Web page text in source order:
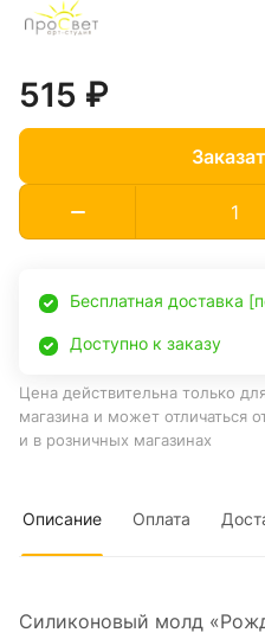
515 ₽
Бесплатная доставка
Доступно к заказу
Цена действительна только
магазина и может отличаться
и в розничных магазинах
Описание Оплата
Силиконовый молд